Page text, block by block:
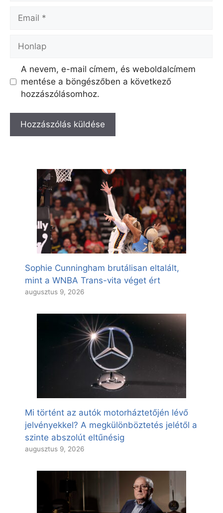
A nevem, e-mail címem, és weboldalcímem
mentése a böngészőben a következő
hozzászólásomhoz.
Sophie Cunningham brutálisan eltalált,
mint a WNBA Trans-vita véget ért
augusztus 9, 2026
Mi történt az autók motorháztetőjén lévő
jelvényekkel? A megkülönböztetés jelétől a
szinte abszolút eltűnésig
augusztus 9, 2026